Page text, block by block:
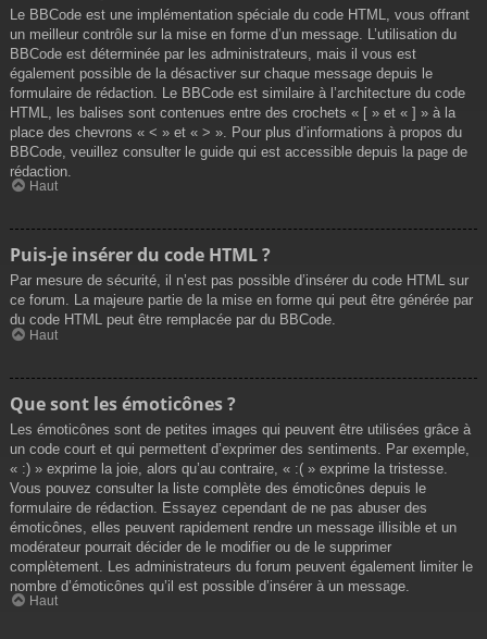
Le BBCode est une implémentation spéciale du code HTML, vous offrant
un meilleur contrôle sur la mise en forme d’un message. L’utilisation du
BBCode est déterminée par les administrateurs, mais il vous est
également possible de la désactiver sur chaque message depuis le
formulaire de rédaction. Le BBCode est similaire à l’architecture du code
HTML, les balises sont contenues entre des crochets « [ » et « ] » à la
place des chevrons « < » et « > ». Pour plus d’informations à propos du
BBCode, veuillez consulter le guide qui est accessible depuis la page de
rédaction.
Haut
Puis-je insérer du code HTML ?
Par mesure de sécurité, il n’est pas possible d’insérer du code HTML sur
ce forum. La majeure partie de la mise en forme qui peut être générée par
du code HTML peut être remplacée par du BBCode.
Haut
Que sont les émoticônes ?
Les émoticônes sont de petites images qui peuvent être utilisées grâce à
un code court et qui permettent d’exprimer des sentiments. Par exemple,
« :) » exprime la joie, alors qu’au contraire, « :( » exprime la tristesse.
Vous pouvez consulter la liste complète des émoticônes depuis le
formulaire de rédaction. Essayez cependant de ne pas abuser des
émoticônes, elles peuvent rapidement rendre un message illisible et un
modérateur pourrait décider de le modifier ou de le supprimer
complètement. Les administrateurs du forum peuvent également limiter le
nombre d’émoticônes qu’il est possible d’insérer à un message.
Haut